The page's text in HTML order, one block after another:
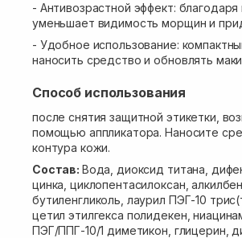
- Антивозрастной эффект:
уменьшает видимость морщин и
- Удобное использование:
наносить средство и обновлять
Способ использования
после снятия защитной этикетки,
помощью аппликатора. Наносите
контура кожи.
Состав: Вода, диоксид титана,
цинка, циклопентасилоксан,
бутиленгликоль, лаурил ПЭГ-10
цетил этилгекса полидекен,
ПЭГ/ППГ-10/1 диметикон, глицерин,